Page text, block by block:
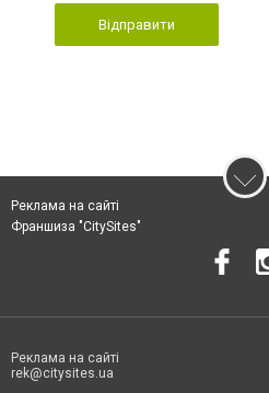
Відправити
Реклама на сайті
Франшиза "CitySites"
Реклама на сайті
rek@citysites.ua